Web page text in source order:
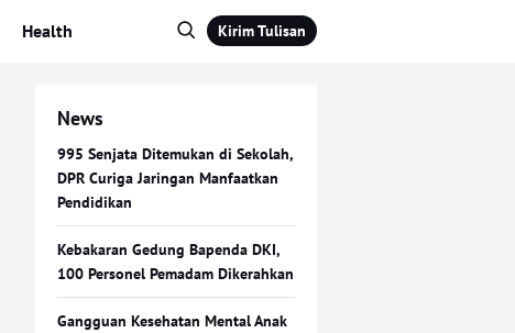
Health Kirim Tulisan
News
995 Senjata Ditemukan di Sekolah,
DPR Curiga Jaringan Manfaatkan
Pendidikan
Kebakaran Gedung Bapenda DKI,
100 Personel Pemadam Dikerahkan
Gangguan Kesehatan Mental Anak